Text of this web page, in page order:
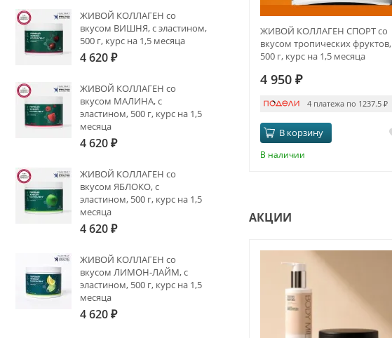
ЖИВОЙ КОЛЛАГЕН СПОРТ со
вкусом тропических фруктов,
500 г, курс на 1,5 месяца
4 950 ₽
4 платежа по 1237.5₽
В корзину
В наличии
АКЦИИ
ЖИВОЙ КОЛЛАГЕН со
вкусом ВИШНЯ, с эластином,
500 г, курс на 1,5 месяца
4 620₽
ЖИВОЙ КОЛЛАГЕН со
вкусом МАЛИНА, с
эластином, 500 г, курс на 1,5
месяца
4 620₽
ЖИВОЙ КОЛЛАГЕН со
вкусом ЯБЛОКО, с
эластином, 500 г, курс на 1,5
месяца
4 620₽
ЖИВОЙ КОЛЛАГЕН со
вкусом ЛИМОН-ЛАЙМ, с
эластином, 500 г, курс на 1,5
месяца
4 620₽